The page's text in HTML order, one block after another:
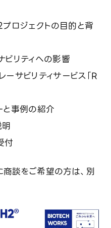
バシーポリシー
ロジェクトの目的と背
ビリティへの影響
サビリティサービス「R
事例の紹介
付
談をご希望の方は、別